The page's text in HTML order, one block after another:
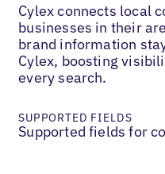
Cylex connects local
businesses in their
brand information
Cylex, boosting
every search.
SUPPORTED FIELDS
Supported fields for